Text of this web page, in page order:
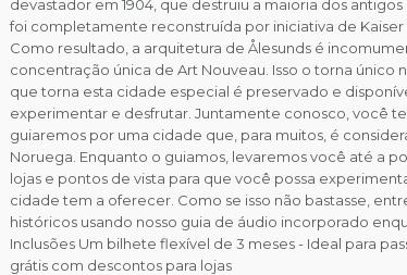
devastador em 1904, que destruiu a maioria dos
foi completamente reconstruída por iniciativa de Kaiser
Como resultado, a arquitetura de Ålesunds é
concentração única de Art Nouveau. Isso o torna único
que torna esta cidade especial é preservado e
experimentar e desfrutar. Juntamente conosco, você
guiaremos por uma cidade que, para muitos, é
Noruega. Enquanto o guiamos, levaremos você até a
lojas e pontos de vista para que você possa
cidade tem a oferecer. Como se isso não bastasse,
históricos usando nosso guia de áudio incorporado
Inclusões Um bilhete flexível de 3 meses - Ideal para
grátis com descontos para lojas